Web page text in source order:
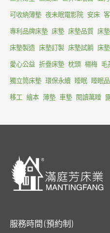
可收納薄墊 夜未眠電影院 安床
專利品牌床墊 床墊 床墊品質 床
床墊製造 床墊訂製 床墊試躺 床
愛心公益 折疊床墊 枕頭 楊梅 毛
獨立筒床墊 環保永續 睡眠 睡眠
移工 繪本 薄墊 車墊 閱讀萬睡
服務時間 (預約制)